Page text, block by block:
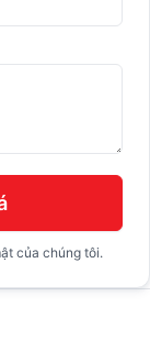
của chúng tôi.